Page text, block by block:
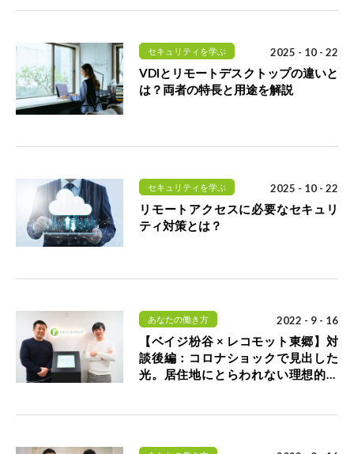
セキュリティを学ぶ 2025 - 10 - 22
VDIとリモートデスクトップの違いと
は？両者の特長と用途を解説
セキュリティを学ぶ 2025 - 10 - 22
リモートアクセスに必要なセキュリ
ティ対策とは？
あなたの働き方 2022 - 9 - 16
【ベイジ枌谷 × レコモット東郷】対
談後編：コロナショックで見出した
光。居住地にとらわれない理想的な